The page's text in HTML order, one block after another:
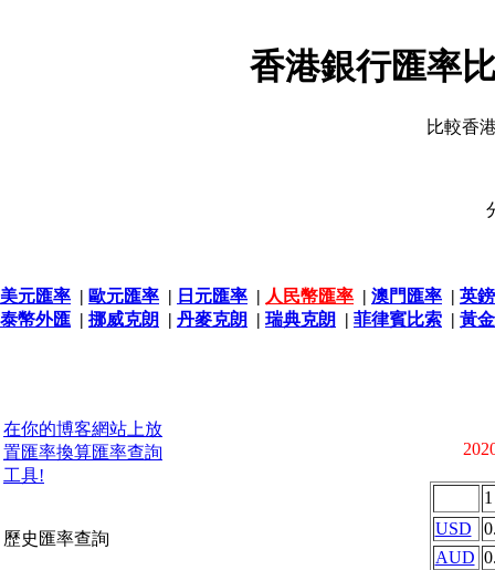
香港銀行匯率
比較香
美元匯率 | 歐元匯率 | 日元匯率 | 人民幣匯率 | 澳門匯率 | 英
泰幣外匯 | 挪威克朗 | 丹麥克朗 | 瑞典克朗 | 菲律賓比索 | 黃
在你的博客網站上放
置匯率換算匯率查詢
工具!
歷史匯率查詢
USD
AUD